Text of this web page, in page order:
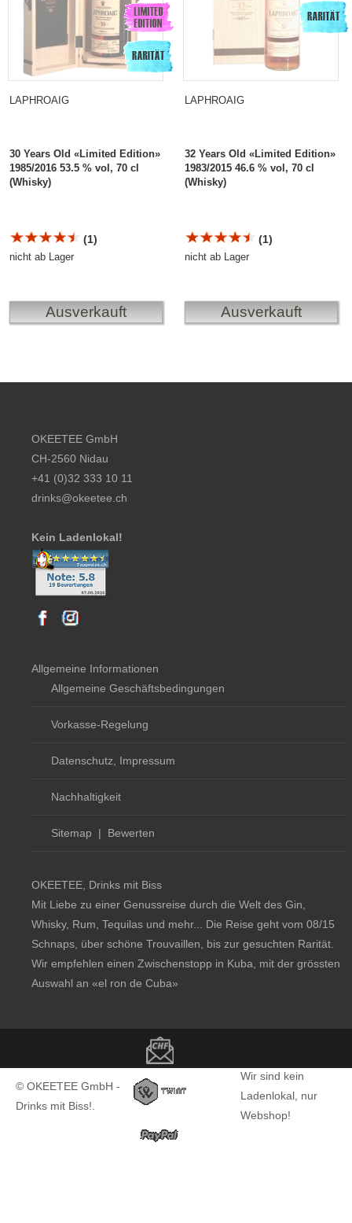
LAPHROAIG
30 Years Old «Limited Edition»
1985/2016 53.5 % vol, 70 cl
(Whisky)
(1)
nicht ab Lager
Ausverkauft
LAPHROAIG
32 Years Old «Limited Edition»
1983/2015 46.6 % vol, 70 cl
(Whisky)
(1)
nicht ab Lager
Ausverkauft
© OKEETEE GmbH -
Drinks mit Biss!.
Wir sind kein
Ladenlokal, nur
Webshop!
OKEETEE GmbH
CH-2560 Nidau
+41 (0)32 333 10 11
drinks@okeetee.ch
Kein Ladenlokal!
Allgemeine Informationen
Allgemeine Geschäftsbedingungen
Vorkasse-Regelung
Datenschutz, Impressum
Nachhaltigkeit
Sitemap | Bewerten
OKEETEE, Drinks mit Biss
Mit Liebe zu einer Genussreise durch die Welt des Gin,
Whisky, Rum, Tequilas und mehr... Die Reise geht vom 08/15
Schnaps, über schöne Trouvaillen, bis zur gesuchten Rarität.
Wir empfehlen einen Zwischenstopp in Kuba, mit der grössten
Auswahl an «el ron de Cuba»